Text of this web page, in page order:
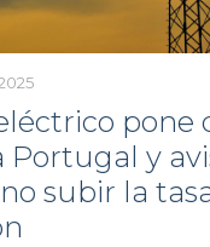
pone
Portugal y
subir la